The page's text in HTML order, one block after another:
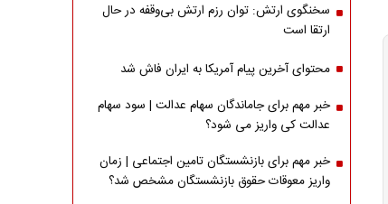
سخنگوی ارتش: توان رزم ارتش بی‌وقفه در حال
ارتقا است
محتوای آخرین پیام آمریکا به ایران فاش شد
خبر مهم برای جاماندگان سهام عدالت | سود سهام
عدالت کی واریز می شود؟
خبر مهم برای بازنشستگان تامین اجتماعی | زمان
واریز معوقات حقوق بازنشستگان مشخص شد؟